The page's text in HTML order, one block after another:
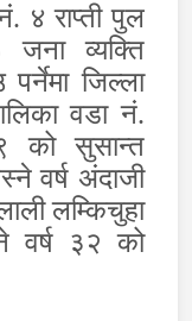
४ राप्‍ती पुल
जना व्यक्ति
जिल्ला
वडा नं.
को सुसान्त
वर्ष अंदाजी
लम्किचुहा
वर्ष ३२ को